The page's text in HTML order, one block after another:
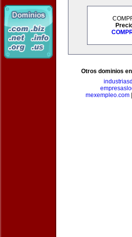
Otros dominios
mexempleo.com|